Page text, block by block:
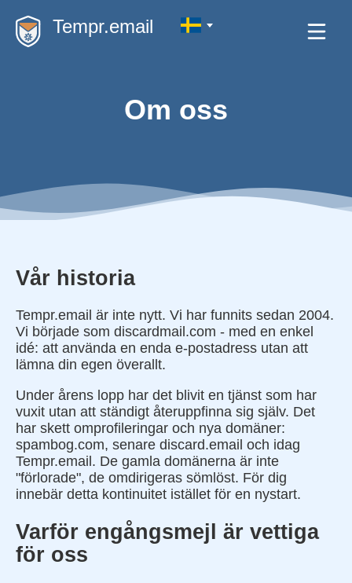
Tempr.email
Om oss
Vår historia
Tempr.email är inte nytt. Vi har funnits sedan 2004.
Vi började som discardmail.com - med en enkel
idé: att använda en enda e-postadress utan att
lämna din egen överallt.
Under årens lopp har det blivit en tjänst som har
vuxit utan att ständigt återuppfinna sig själv. Det
har skett omprofileringar och nya domäner:
spambog.com, senare discard.email och idag
Tempr.email. De gamla domänerna är inte
"förlorade", de omdirigeras sömlöst. För dig
innebär detta kontinuitet istället för en nystart.
Varför engångsmejl är vettiga
för oss